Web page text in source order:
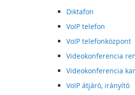
Diktafon
VoIP telefon
VoIP telefonközpont
Videokonferencia
Videokonferencia
VoIP átjáró, irányító